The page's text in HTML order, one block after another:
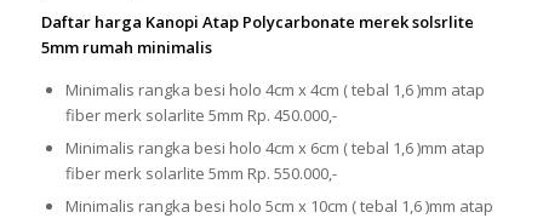
Daftar harga Kanopi Atap Polycarbonate merek solsrlite
5mm rumah minimalis
Minimalis rangka besi holo 4cm x 4cm ( tebal 1,6 )mm atap
fiber merk solarlite 5mm Rp. 450.000,-
Minimalis rangka besi holo 4cm x 6cm ( tebal 1,6 )mm atap
fiber merk solarlite 5mm Rp. 550.000,-
Minimalis rangka besi holo 5cm x 10cm ( tebal 1,6 )mm atap